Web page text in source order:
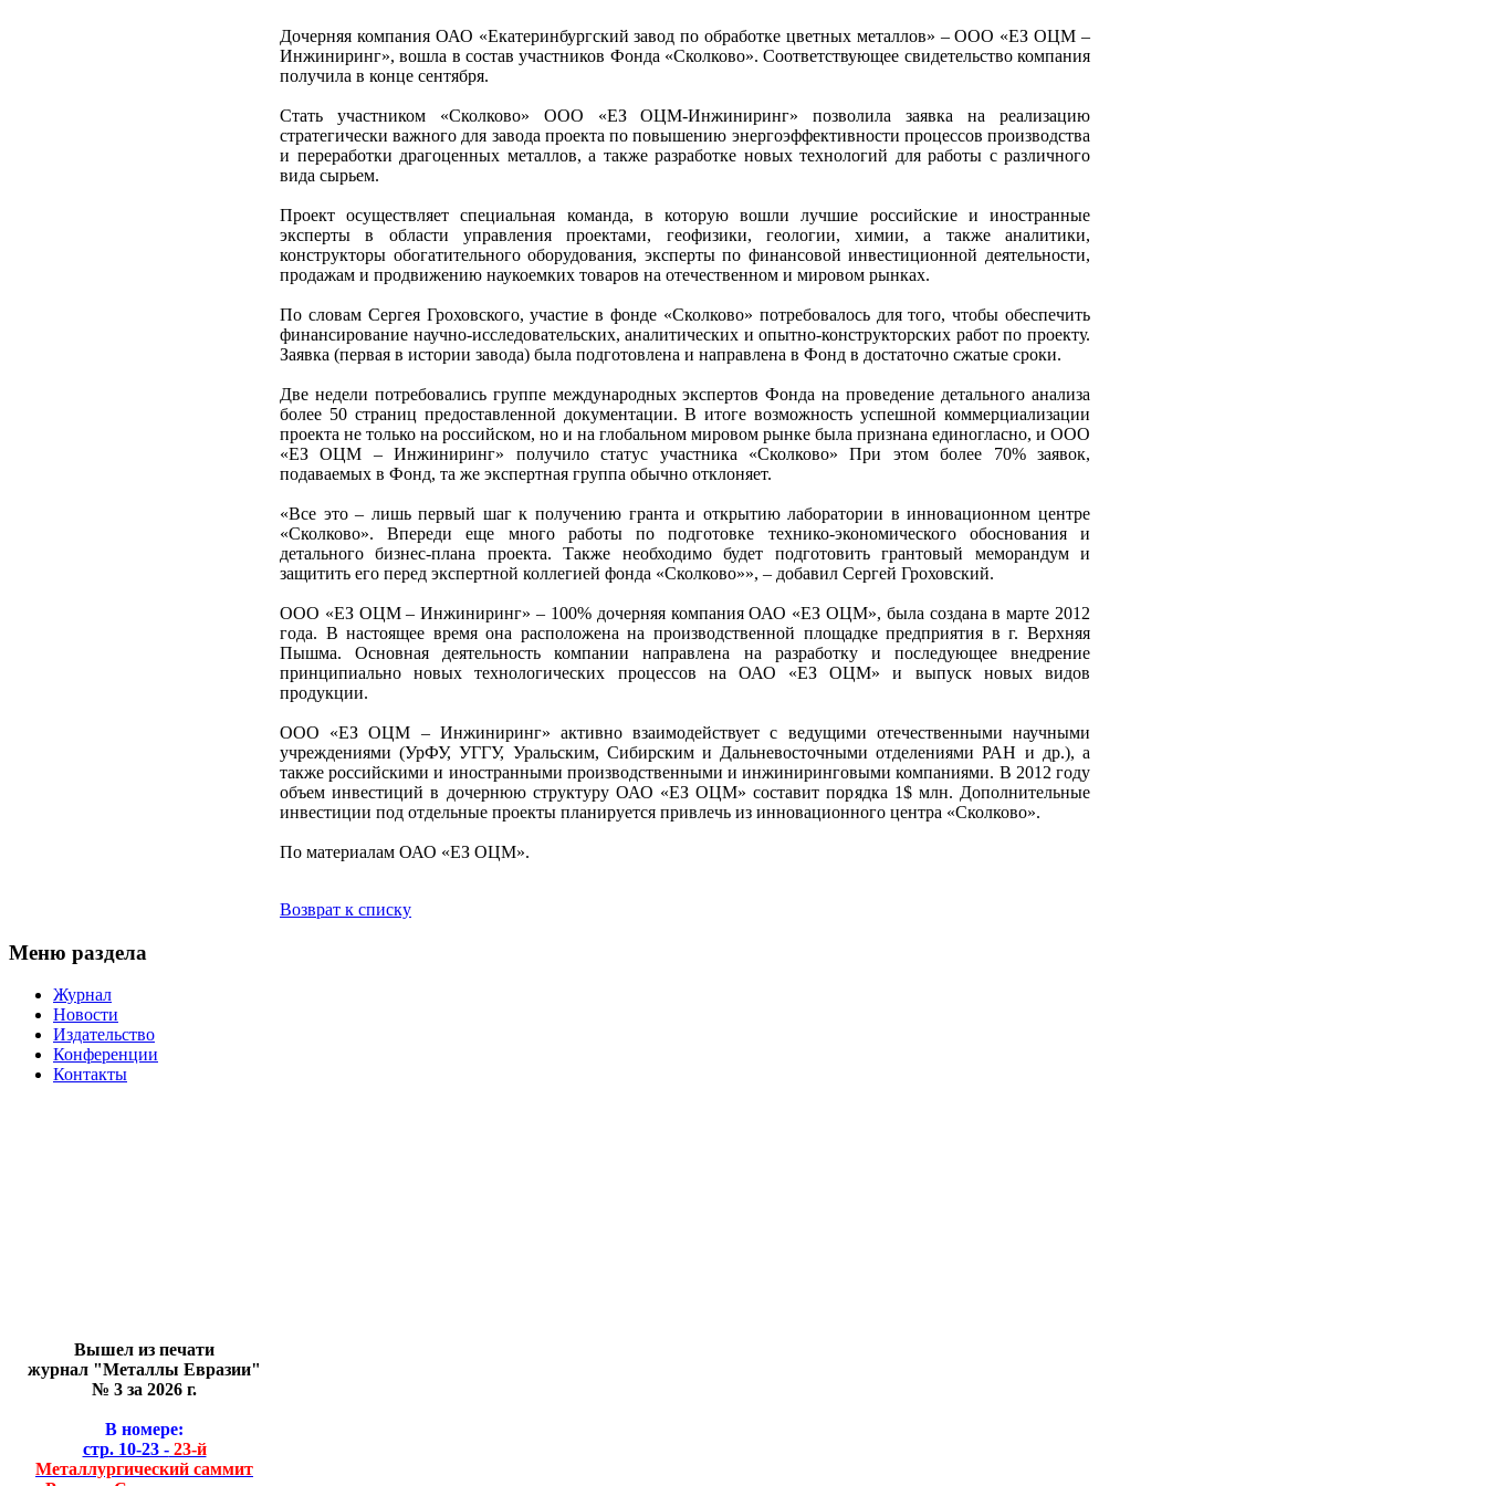
Дочерняя компания ОАО «Екатеринбургский завод по обработке цветных металлов» – ООО «ЕЗ ОЦМ –
Инжиниринг», вошла в состав участников Фонда «Сколково». Соответствующее свидетельство компания
получила в конце сентября.
Стать участником «Сколково» ООО «ЕЗ ОЦМ-Инжиниринг» позволила заявка на реализацию
стратегически важного для завода проекта по повышению энергоэффективности процессов производства
и переработки драгоценных металлов, а также разработке новых технологий для работы с различного
вида сырьем.
Проект осуществляет специальная команда, в которую вошли лучшие российские и иностранные
эксперты в области управления проектами, геофизики, геологии, химии, а также аналитики,
конструкторы обогатительного оборудования, эксперты по финансовой инвестиционной деятельности,
продажам и продвижению наукоемких товаров на отечественном и мировом рынках.
По словам Сергея Гроховского, участие в фонде «Сколково» потребовалось для того, чтобы обеспечить
финансирование научно-исследовательских, аналитических и опытно-конструкторских работ по проекту.
Заявка (первая в истории завода) была подготовлена и направлена в Фонд в достаточно сжатые сроки.
Две недели потребовались группе международных экспертов Фонда на проведение детального анализа
более 50 страниц предоставленной документации. В итоге возможность успешной коммерциализации
проекта не только на российском, но и на глобальном мировом рынке была признана единогласно, и ООО
«ЕЗ ОЦМ – Инжиниринг» получило статус участника «Сколково» При этом более 70% заявок,
подаваемых в Фонд, та же экспертная группа обычно отклоняет.
«Все это – лишь первый шаг к получению гранта и открытию лаборатории в инновационном центре
«Сколково». Впереди еще много работы по подготовке технико-экономического обоснования и
детального бизнес-плана проекта. Также необходимо будет подготовить грантовый меморандум и
защитить его перед экспертной коллегией фонда «Сколково»», – добавил Сергей Гроховский.
ООО «ЕЗ ОЦМ – Инжиниринг» – 100% дочерняя компания ОАО «ЕЗ ОЦМ», была создана в марте 2012
года. В настоящее время она расположена на производственной площадке предприятия в г. Верхняя
Пышма. Основная деятельность компании направлена на разработку и последующее внедрение
принципиально новых технологических процессов на ОАО «ЕЗ ОЦМ» и выпуск новых видов
продукции.
ООО «ЕЗ ОЦМ – Инжиниринг» активно взаимодействует с ведущими отечественными научными
учреждениями (УрФУ, УГГУ, Уральским, Сибирским и Дальневосточными отделениями РАН и др.), а
также российскими и иностранными производственными и инжиниринговыми компаниями. В 2012 году
объем инвестиций в дочернюю структуру ОАО «ЕЗ ОЦМ» составит порядка 1$ млн. Дополнительные
инвестиции под отдельные проекты планируется привлечь из инновационного центра «Сколково».
По материалам ОАО «ЕЗ ОЦМ».
Возврат к списку
Меню раздела
Журнал
Новости
Издательство
Конференции
Контакты
Вышел из печати
журнал "Металлы Евразии"
№ 3 за 2026 г.
В номере:
стр. 10-23 -23-й
Металлургический саммит